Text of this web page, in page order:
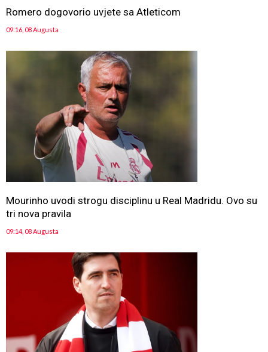
Romero dogovorio uvjete sa Atleticom
09:16, 08 Augusta
Mourinho uvodi strogu disciplinu u Real Madridu. Ovo su
tri nova pravila
09:14, 08 Augusta